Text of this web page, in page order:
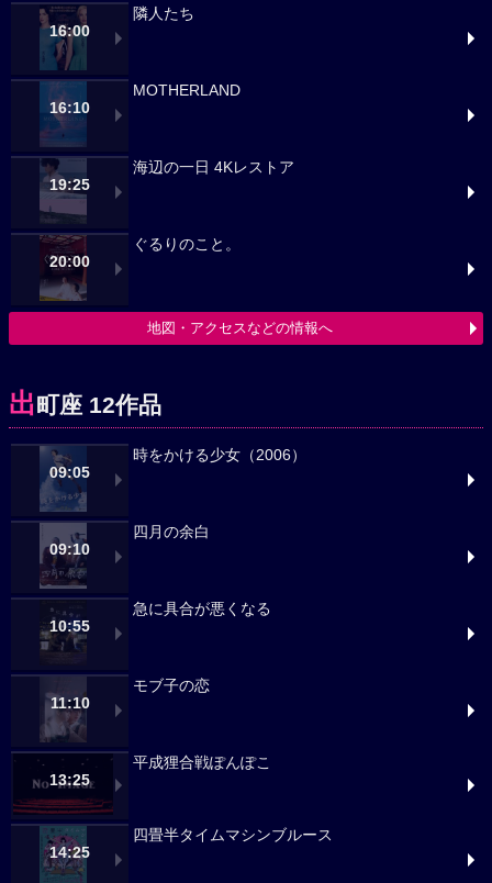
16:00
隣人たち
16:10
MOTHERLAND
19:25
海辺の一日 4Kレストア
20:00
ぐるりのこと。
地図・アクセスなどの情報へ
出町座 12作品
09:05
時をかける少女（2006）
09:10
四月の余白
10:55
急に具合が悪くなる
11:10
モブ子の恋
13:25
平成狸合戦ぽんぽこ
14:25
四畳半タイムマシンブルース